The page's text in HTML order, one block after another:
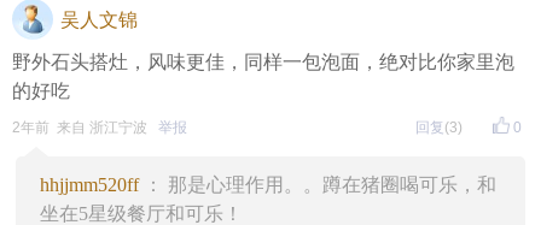
吴人文锦
野外石头搭灶，风味更佳，同样一包泡面，绝对比你家里泡
的好吃
0
2年前 来自 浙江宁波 举报 回复 (3)
hhjjmm520ff： 那是心理作用。。蹲在猪圈喝可乐，和
坐在5星级餐厅和可乐！